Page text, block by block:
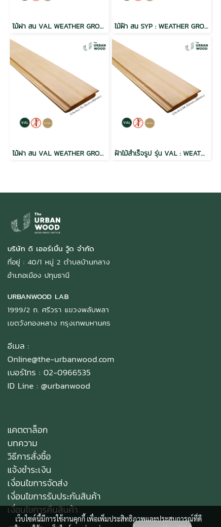
ไม้ฝา สน VAL WEATHER GROOVE ฝาร่องวี อบ กันปลวก H3.2 เกรดพรีเมี่ยม 0.5x4x3.05 (9mm.x90mm.) ไม้ฝ้า สน SYP : WEATHER GROOVE ฝาร่องวี อบ กันปลวก H3.2 เกรดพรีเมี่ยม
ไม้ฝา สน VAL WEATHER GROOVE ฝาร่องวี อบ กันปลวก H3.2 เกรดพรีเมี่ยม 0.5x4x2.75 (9mm.x90mm.) ฝ้าไม้สำเร็จรูป รุ่น VAL : WEATHER GROOVE ผิวแบบเรียบ Natural ขนาด 1/2" x4" สีธรรมชาติ
บริษัท ดิ เออร์เบิ้น วู้ด จำกัด
ที่อยู่ : 40/1 หมู่ 2 ตำบลบ้านกลาง
อำเภอเมือง ปทุมธานี
URBANWOOD LAB
1999/2 ถ. ศรีวรา แขวงพลับพลา
เขตวังทองหลาง กรุงเทพมหานคร
อีเมล :
Online@the-urbanwood.com
เบอร์โทร : 02-0966535
ID Line : @urbanwood
แคตตาล็อก
บทความ
วิธีการสั่งซื้อ
แจ้งชำระเงิน
เงื่อนไขการจัดส่ง
เงื่อนไขการรับประกันสินค้า
เงื่อนไขการคืนสินค้า
เว็บไซต์นี้มีการใช้งานคุกกี้ เพื่อเพิ่มประสิทธิภาพและประสบการณ์ที่ดี